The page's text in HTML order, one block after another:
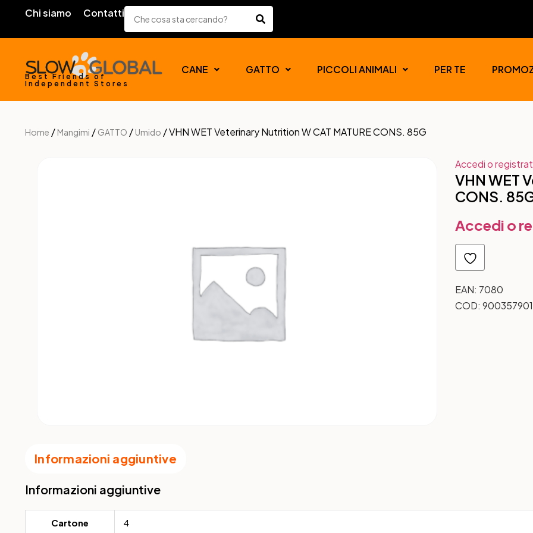
Chi siamo Contatti
Best Friends of
Independent Stores
CANE GATTO PICCOLI ANIMALI PER TE
Home / Mangimi / GATTO / Umido / VHN WET Veterinary Nutrition W CAT MATURE CONS. 85G
Accedi o
VHN WET
CONS.
Accedi o
EAN: 7080
COD:
Informazioni aggiuntive
Informazioni aggiuntive
Cartone 4